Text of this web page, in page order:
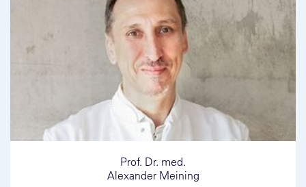
Prof. Dr. med.
Alexander Meining